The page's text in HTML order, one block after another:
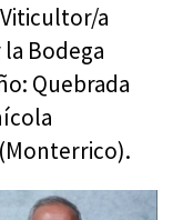
a
Bodega
Quebrada